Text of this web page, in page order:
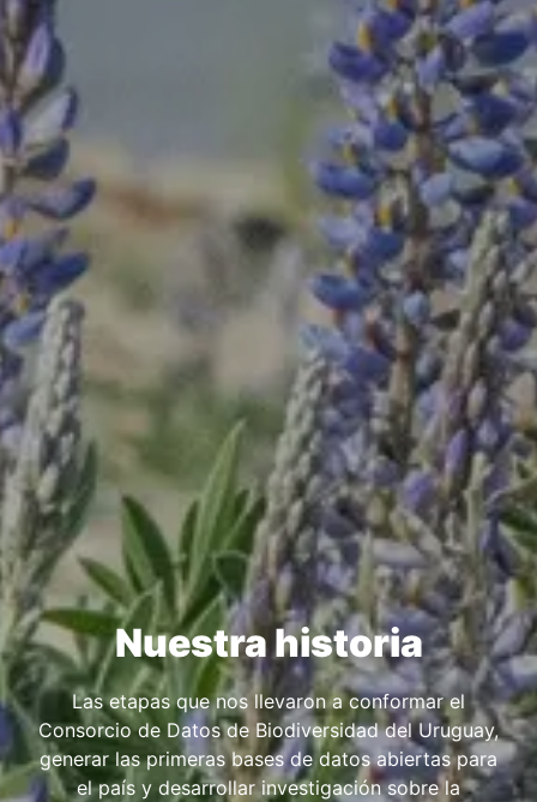
Nuestra historia
Las etapas que nos llevaron a conformar el
Consorcio de Datos de Biodiversidad del Uruguay,
generar las primeras bases de datos abiertas para
el país y desarrollar investigación sobre la